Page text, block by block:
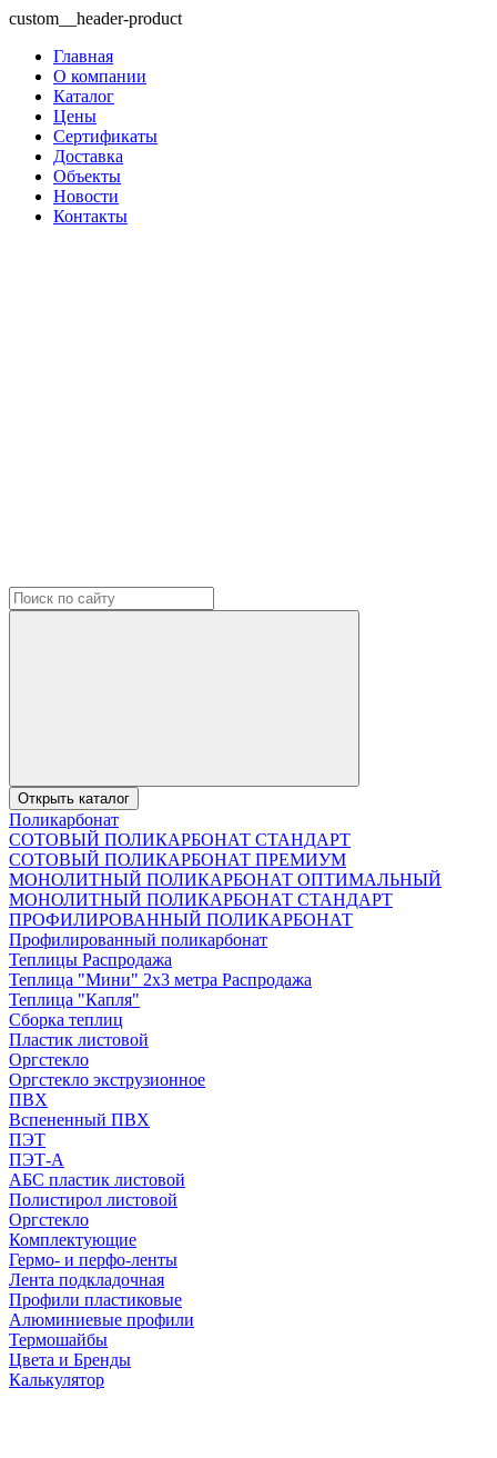
custom__header-product
Главная
О компании
Каталог
Цены
Сертификаты
Доставка
Объекты
Новости
Контакты
Открыть каталог
Поликарбонат
СОТОВЫЙ ПОЛИКАРБОНАТ СТАНДАРТ
СОТОВЫЙ ПОЛИКАРБОНАТ ПРЕМИУМ
МОНОЛИТНЫЙ ПОЛИКАРБОНАТ ОПТИМАЛЬНЫЙ
МОНОЛИТНЫЙ ПОЛИКАРБОНАТ СТАНДАРТ
ПРОФИЛИРОВАННЫЙ ПОЛИКАРБОНАТ
Профилированный поликарбонат
Теплицы Распродажа
Теплица "Мини" 2х3 метра Распродажа
Теплица "Капля"
Сборка теплиц
Пластик листовой
Оргстекло
Оргстекло экструзионное
ПВХ
Вспененный ПВХ
ПЭТ
ПЭТ-А
АБС пластик листовой
Полистирол листовой
Оргстекло
Комплектующие
Гермо- и перфо-ленты
Лента подкладочная
Профили пластиковые
Алюминиевые профили
Термошайбы
Цвета и Бренды
Калькулятор